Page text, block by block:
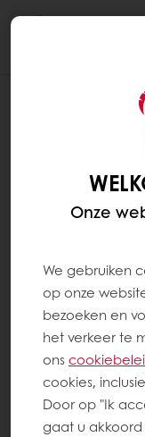
VOEG EEN
MOBIEL
Op Android
Open
vervolgens op
rechtsboven;
Kies de optie
Klik op
Onze
We gebruiken
op onze
bezoeken en
het verkeer te
ons ​​
cookies,
Door op "Ik
gaat u